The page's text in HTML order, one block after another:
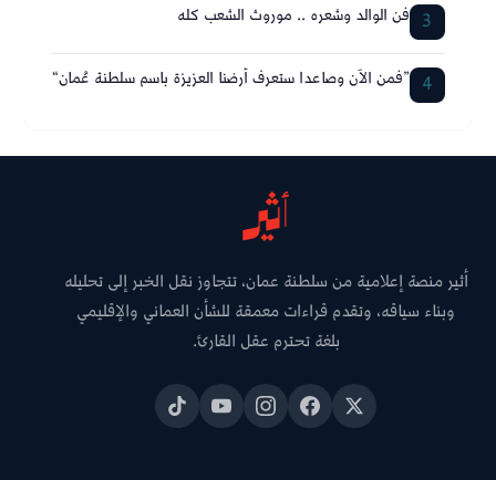
3 فن الوالد وشعره .. موروث الشعب كله
4 ”فمن الآن وصاعدا ستعرف أرضنا العزيزة باسم سلطنة عُمان“
أثير منصة إعلامية من سلطنة عمان، تتجاوز نقل الخبر إلى تحليله
وبناء سياقه، وتقدم قراءات معمقة للشأن العماني والإقليمي
بلغة تحترم عقل القارئ.